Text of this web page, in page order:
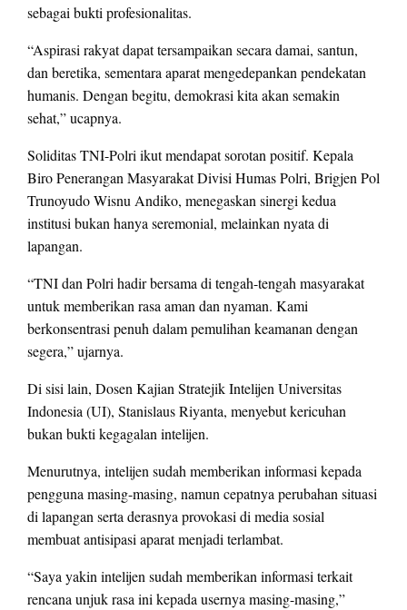
sebagai bukti profesionalitas.
“Aspirasi rakyat dapat tersampaikan secara damai, santun,
dan beretika, sementara aparat mengedepankan pendekatan
humanis. Dengan begitu, demokrasi kita akan semakin
sehat,” ucapnya.
Soliditas TNI-Polri ikut mendapat sorotan positif. Kepala
Biro Penerangan Masyarakat Divisi Humas Polri, Brigjen Pol
Trunoyudo Wisnu Andiko, menegaskan sinergi kedua
institusi bukan hanya seremonial, melainkan nyata di
lapangan.
“TNI dan Polri hadir bersama di tengah-tengah masyarakat
untuk memberikan rasa aman dan nyaman. Kami
berkonsentrasi penuh dalam pemulihan keamanan dengan
segera,” ujarnya.
Di sisi lain, Dosen Kajian Stratejik Intelijen Universitas
Indonesia (UI), Stanislaus Riyanta, menyebut kericuhan
bukan bukti kegagalan intelijen.
Menurutnya, intelijen sudah memberikan informasi kepada
pengguna masing-masing, namun cepatnya perubahan situasi
di lapangan serta derasnya provokasi di media sosial
membuat antisipasi aparat menjadi terlambat.
“Saya yakin intelijen sudah memberikan informasi terkait
rencana unjuk rasa ini kepada usernya masing-masing,”